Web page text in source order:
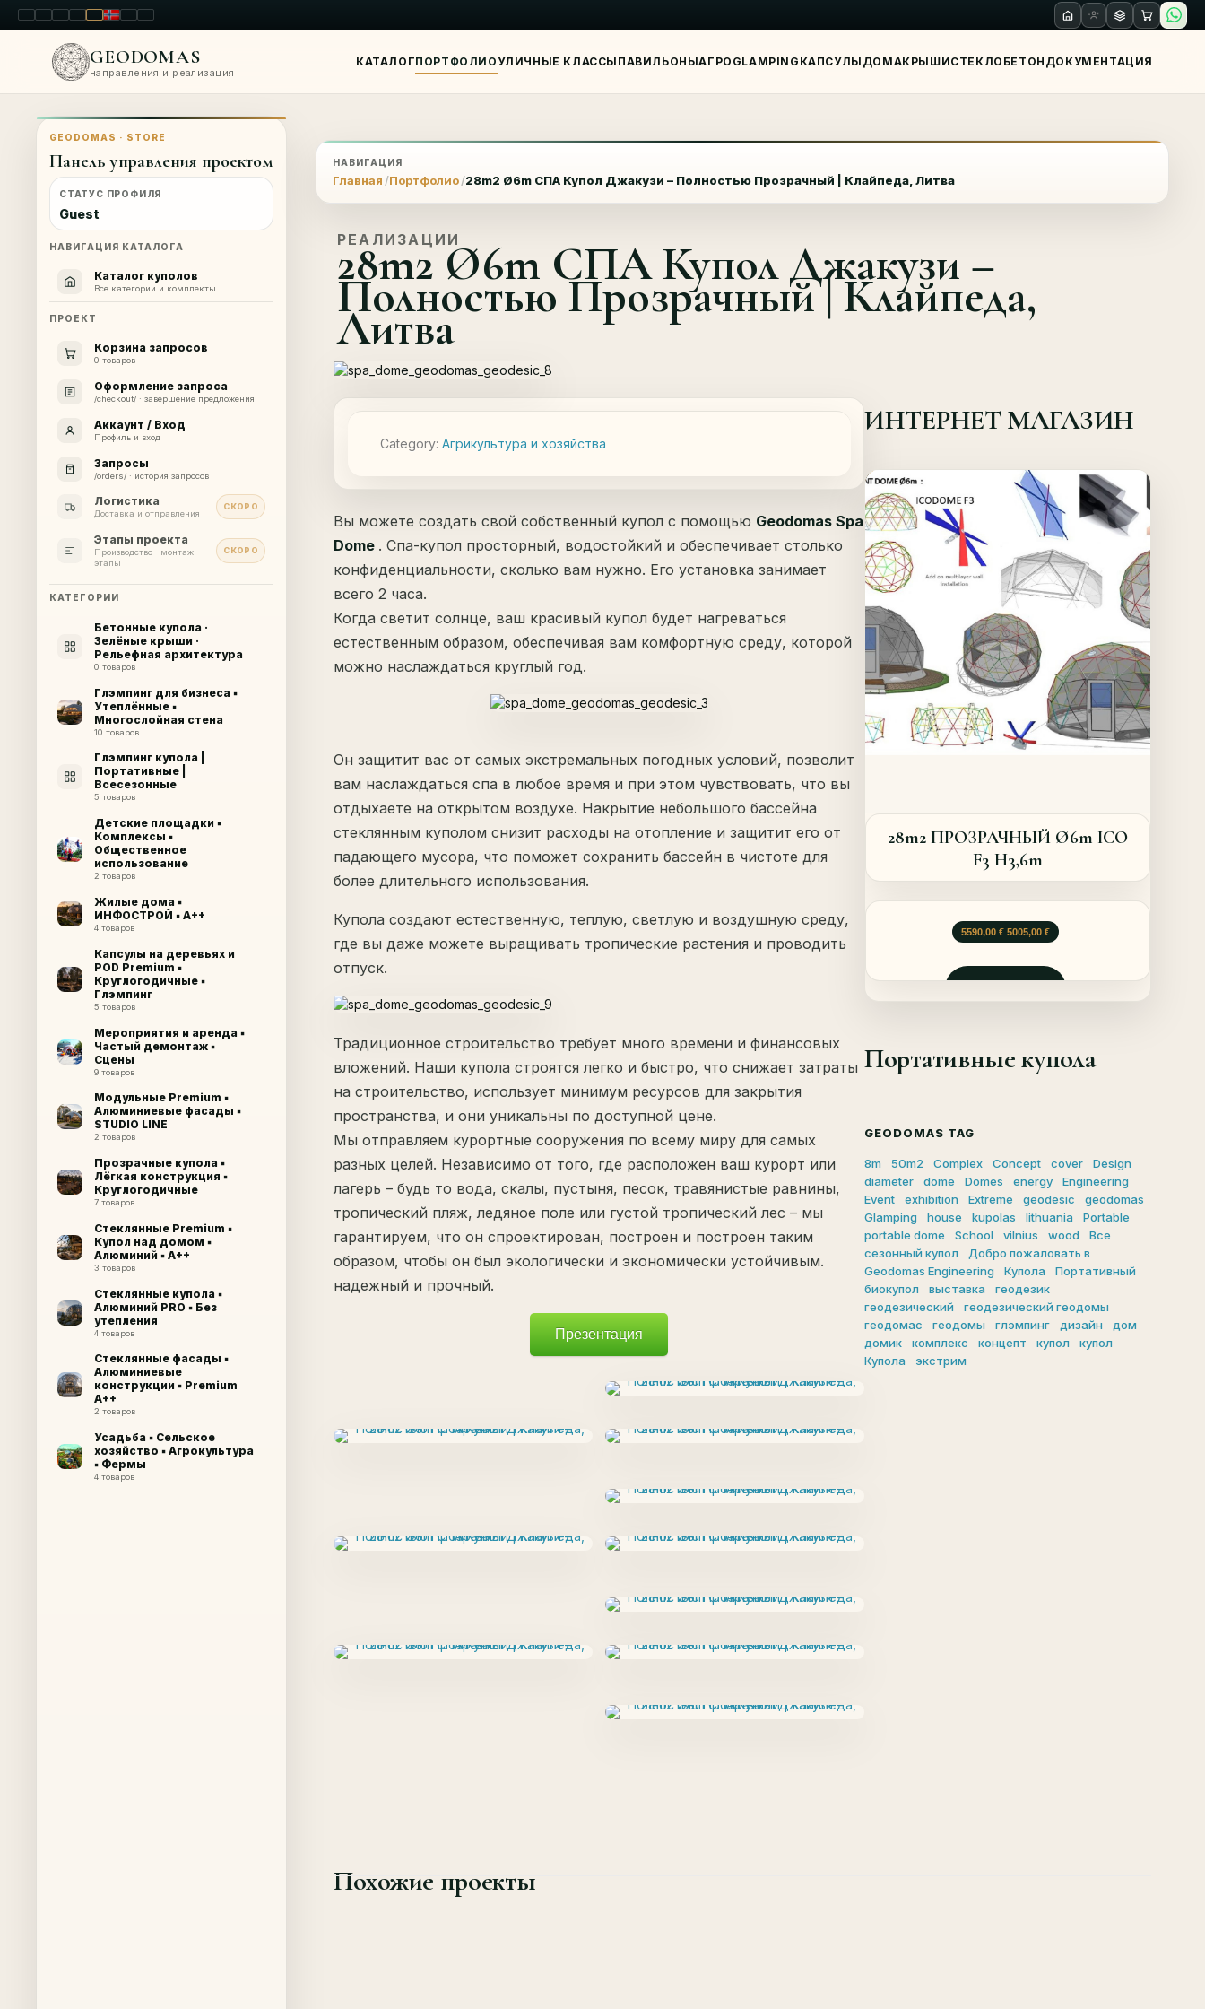
LT ENPL FR RUNOSKRO
GEODOMAS
направления и реализация
КАТАЛОГПОРТФОЛИО УЛИЧНЫЕ КЛАССЫ ПАВИЛЬОНЫАГРО GLAMPING КАПСУЛЫ ДОМАКРЫШИСТЕКЛО БЕТОН ДОКУМЕНТАЦИЯ
GEODOMAS · STORE
Панель управления проектом
СТАТУС ПРОФИЛЯ
Guest
НАВИГАЦИЯ КАТАЛОГА
Каталог куполов
Все категории и комплекты
ПРОЕКТ
Корзина запросов
0 товаров
Оформление запроса
/checkout/ · завершение предложения
Аккаунт / Вход
Профиль и вход
Запросы
/orders/ · история запросов
Логистика
Доставка и отправления
СКОРО
Этапы проекта
Производство · монтаж ·
этапы
СКОРО
КАТЕГОРИИ
Бетонные купола ·
Зелёные крыши ·
Рельефная архитектура
0 товаров
Глэмпинг для бизнеса ▪
Утеплённые ▪
Многослойная стена
10 товаров
Глэмпинг купола |
Портативные |
Всесезонные
5 товаров
Детские площадки ▪
Комплексы ▪
Общественное
использование
2 товаров
Жилые дома ▪
ИНФОСТРОЙ ▪ A++
4 товаров
Капсулы на деревьях и
POD Premium ▪
Круглогодичные ▪
Глэмпинг
5 товаров
Мероприятия и аренда ▪
Частый демонтаж ▪
Сцены
9 товаров
Модульные Premium ▪
Алюминиевые фасады ▪
STUDIO LINE
2 товаров
Прозрачные купола ▪
Лёгкая конструкция ▪
Круглогодичные
7 товаров
Стеклянные Premium ▪
Купол над домом ▪
Алюминий ▪ A++
3 товаров
Стеклянные купола ▪
Алюминий PRO ▪ Без
утепления
4 товаров
Стеклянные фасады ▪
Алюминиевые
конструкции ▪ Premium
A++
2 товаров
Усадьба ▪ Сельское
хозяйство ▪ Агрокультура
▪ Фермы
4 товаров
НАВИГАЦИЯ
Главная Портфолио 28m2 Ø6m СПА Купол Джакузи – Полностью Прозрачный | Клайпеда, Литва
РЕАЛИЗАЦИИ
28m2 Ø6m СПА Купол Джакузи –
Полностью Прозрачный | Клайпеда,
Литва
Category: Агрикультура и хозяйствa
Вы можете создать свой собственный купол с помощью Geodomas Spa
Dome . Спа-купол просторный, водостойкий и обеспечивает столько
конфиденциальности, сколько вам нужно. Его установка занимает
всего 2 часа.
Когда светит солнце, ваш красивый купол будет нагреваться
естественным образом, обеспечивая вам комфортную среду, которой
можно наслаждаться круглый год.
Он защитит вас от самых экстремальных погодных условий, позволит
вам наслаждаться спа в любое время и при этом чувствовать, что вы
отдыхаете на открытом воздухе. Накрытие небольшого бассейна
стеклянным куполом снизит расходы на отопление и защитит его от
падающего мусора, что поможет сохранить бассейн в чистоте для
более длительного использования.
Купола создают естественную, теплую, светлую и воздушную среду,
где вы даже можете выращивать тропические растения и проводить
отпуск.
Традиционное строительство требует много времени и финансовых
вложений. Наши купола строятся легко и быстро, что снижает затраты
на строительство, использует минимум ресурсов для закрытия
пространства, и они уникальны по доступной цене.
Мы отправляем курортные сооружения по всему миру для самых
разных целей. Независимо от того, где расположен ваш курорт или
лагерь – будь то вода, скалы, пустыня, песок, травянистые равнины,
тропический пляж, ледяное поле или густой тропический лес – мы
гарантируем, что он спроектирован, построен и построен таким
образом, чтобы он был экологически и экономически устойчивым.
надежный и прочный.
Презентация
ИНТЕРНЕТ МАГАЗИН
Details
Offer!
Quick View
28m2 ПРОЗРАЧНЫЙ Ø6m ICO
F3 H3,6m
5590,00 € Первоначальная цена составляла
5005,00 €Текущая цена: 5005,00 €.
Портативные купола
GEODOMAS TAG
8m 50m2 Complex Concept cover
Design
diameter
dome Domes energy
Engineering
Event
exhibition Extreme geodesic
geodomas
Glamping
house kupolas lithuania
Portable
portable dome
School vilnius wood
Все
сезонный купол
Добро пожаловать в
Geodomas Engineering
Купола
Портативный
биокупол
выставка
геодезик
геодезический
геодезический геодомы
геодомас
геодомы глэмпинг дизайн
дом
домик
комплекс концепт купол
купол
Купола
экстрим
Похожие проекты